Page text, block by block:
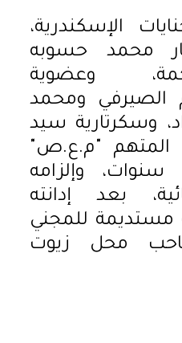
الإسكندرية،
محمد حسوبه
وعضوية
الصيرفي ومحمد
وسكرتارية سيد
المتهم "م.ع.ص"
بالسجن لمدة 3 سنوات، وإلزامه
بعد إدانته
مستديمة للمجني
محل زيوت